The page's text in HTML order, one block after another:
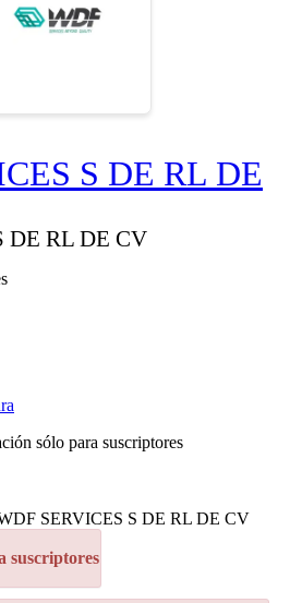
S DE RL DE
DE RL DE CV
sólo para suscriptores
SERVICES S DE RL DE CV
suscriptores